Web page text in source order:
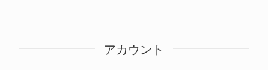
アカウント